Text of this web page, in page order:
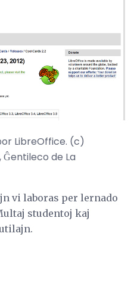
LibreOffice. (c)
de La
vi laboras per lernado
studentoj kaj